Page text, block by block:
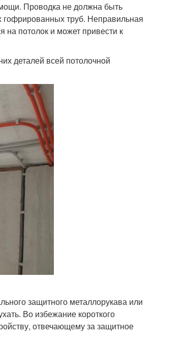
Проводка не должна быть
труб. Неправильная
на потолок и может привести к
деталей всей потолочной
защитного металлорукава или
Во избежание короткого
отвечающему за защитное